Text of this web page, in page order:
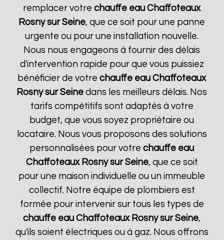
remplacer votrechauffe eau Chaffoteaux
Rosny sur Seine, que ce soit pour une panne
urgente ou pour une installation nouvelle.
Nous nous engageons à fournir des délais
d'intervention rapide pour que vous puissiez
bénéficier de votrechauffe eau Chaffoteaux
Rosny sur Seine dans les meilleurs délais. Nos
tarifs compétitifs sont adaptés à votre
budget, que vous soyez propriétaire ou
locataire. Nous vous proposons des solutions
personnalisées pour votrechauffe eau
Chaffoteaux Rosny sur Seine, que ce soit
pour une maison individuelle ou un immeuble
collectif. Notre équipe de plombiers est
formée pour intervenir sur tous les types de
chauffe eau Chaffoteaux Rosny sur Seine,
qu'ils soient électriques ou à gaz. Nous offrons